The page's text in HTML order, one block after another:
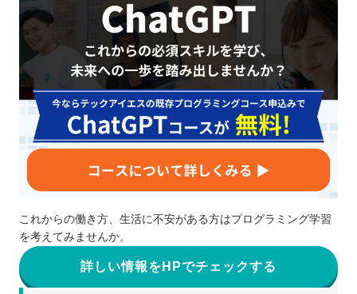
これからの働き方、生活に不安がある方はプログラミング学習
を考えてみませんか。
詳しい情報をHPでチェックする